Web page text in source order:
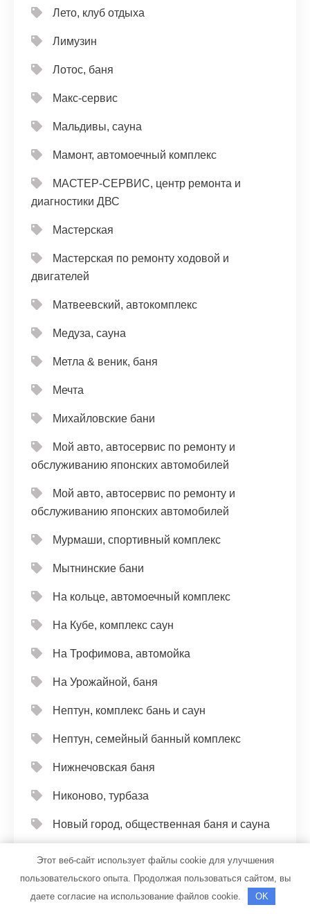
Лето, клуб отдыха
Лимузин
Лотос, баня
Макс-сервис
Мальдивы, сауна
Мамонт, автомоечный комплекс
МАСТЕР-СЕРВИС, центр ремонта и
диагностики ДВС
Мастерская
Мастерская по ремонту ходовой и
двигателей
Матвеевский, автокомплекс
Медуза, сауна
Метла & веник, баня
Мечта
Михайловские бани
Мой авто, автосервис по ремонту и
обслуживанию японских автомобилей
Мой авто, автосервис по ремонту и
обслуживанию японских автомобилей
Мурмаши, спортивный комплекс
Мытнинские бани
На кольце, автомоечный комплекс
На Кубе, комплекс саун
На Трофимова, автомойка
На Урожайной, баня
Нептун, комплекс бань и саун
Нептун, семейный банный комплекс
Нижнечовская баня
Никоново, турбаза
Новый город, общественная баня и сауна
Ноев ковчег, Сауна
Этот веб-сайт использует файлы cookie для улучшения
пользовательского опыта. Продолжая пользоваться сайтом, вы
даете согласие на использование файлов cookie.
OK